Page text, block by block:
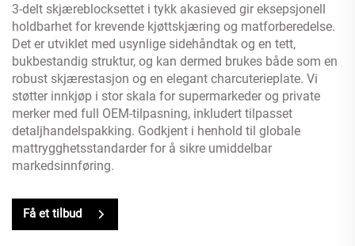
3-delt skjæreblocksettet i tykk akasieved gir eksepsjonell
holdbarhet for krevende kjøttskjæring og matforberedelse.
Det er utviklet med usynlige sidehåndtak og en tett,
bukbestandig struktur, og kan dermed brukes både som en
robust skjærestasjon og en elegant charcuterieplate. Vi
støtter innkjøp i stor skala for supermarkeder og private
merker med full OEM-tilpasning, inkludert tilpasset
detaljhandelspakking. Godkjent i henhold til globale
mattrygghetsstandarder for å sikre umiddelbar
markedsinnføring.
Få et tilbud